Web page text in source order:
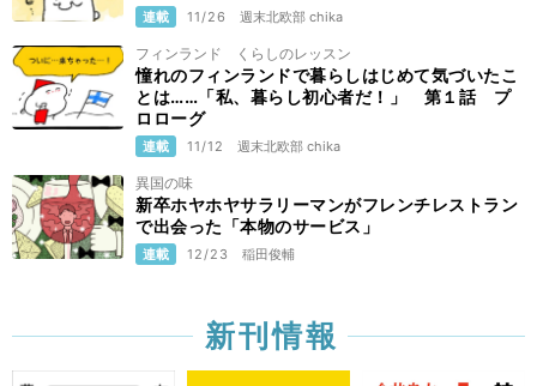
連載 11/26 週末北欧部 chika
フィンランド くらしのレッスン
憧れのフィンランドで暮らしはじめて気づいたこ
とは……「私、暮らし初心者だ！」 第１話 プ
ロローグ
連載 11/12 週末北欧部 chika
異国の味
新卒ホヤホヤサラリーマンがフレンチレストラン
で出会った「本物のサービス」
連載 12/23 稲田俊輔
新刊情報